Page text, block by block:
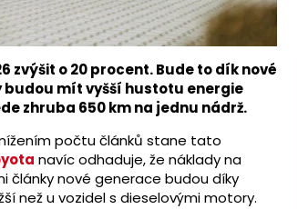
zvýšit o 20 procent. Bude to dík nové
mít vyšší hustotu energie
zhruba 650 km na jednu nádrž.
počtu článků stane tato
navíc odhaduje, že náklady na
články nové generace budou díky
než u vozidel s dieselovými motory.